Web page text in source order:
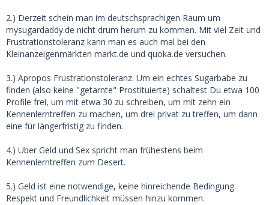
2.) Derzeit schein man im deutschsprachigen Raum um
mysugardaddy.de nicht drum herum zu kommen. Mit viel Zeit und
Frustrationstoleranz kann man es auch mal bei den
Kleinanzeigenmärkten markt.de und quoka.de versuchen.
3.) Apropos Frustrationstoleranz: Um ein echtes Sugarbabe zu
finden (also keine "getarnte" Prostituierte) schaltest Du etwa 100
Profile frei, um mit etwa 30 zu schreiben, um mit zehn ein
Kennenlerntreffen zu machen, um drei privat zu treffen, um dann
eine für längerfristig zu finden.
4.) Über Geld und Sex spricht man frühestens beim
Kennenlerntreffen zum Desert.
5.) Geld ist eine notwendige, keine hinreichende Bedingung.
Respekt und Freundlichkeit müssen hinzu kommen.